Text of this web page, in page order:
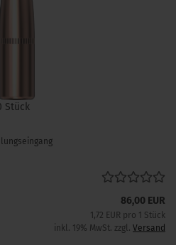
Stück
86,00 EUR
1,72 EUR pro 1 Stück
inkl. 19% MwSt. zzgl. Versand